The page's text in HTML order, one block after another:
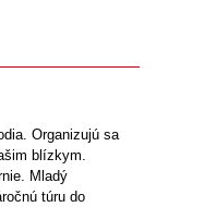
Organizujú sa
blízkym.
Mladý
túru do